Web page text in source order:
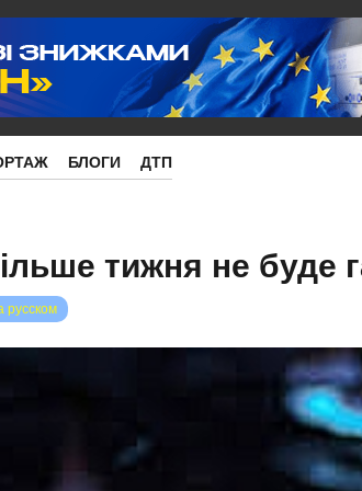
БЛОГИ ДТП
тижня не буде
русском